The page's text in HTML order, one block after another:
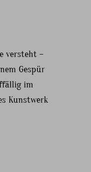
versteht –
Gespür
im
Kunstwerk